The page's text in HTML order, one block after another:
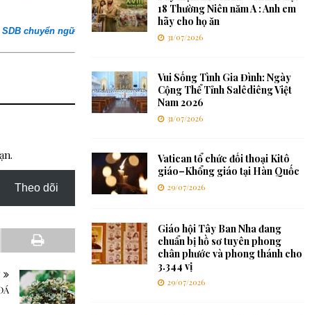
chuyển ngữ
Theo dõi
18 Thường Niên năm A : Anh em
hãy cho họ ăn
31/07/2026
Vui Sống Tình Gia Đình: Ngày
Cộng Thể Tỉnh Salêdiêng Việt
Nam 2026
31/07/2026
Vatican tổ chức đối thoại Kitô
giáo–Khổng giáo tại Hàn Quốc
29/07/2026
Giáo hội Tây Ban Nha đang
chuẩn bị hồ sơ tuyên phong
chân phước và phong thánh cho
3.344 vị
29/07/2026